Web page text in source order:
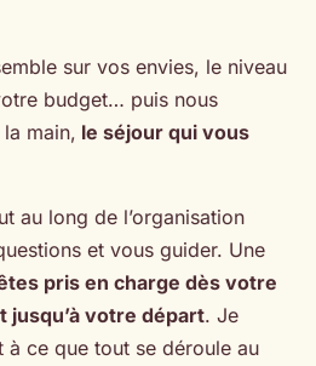
sur vos envies, le niveau
budget… puis nous
main, le séjour qui vous
au long de l’organisation
et vous guider. Une
pris en charge dès votre
jusqu’à votre départ. Je
à ce que tout se déroule au